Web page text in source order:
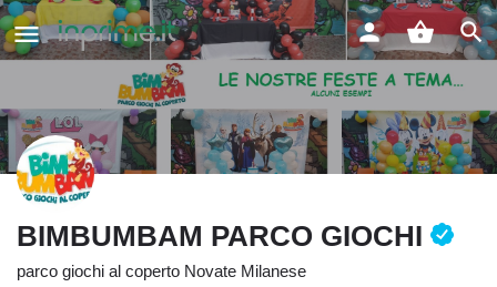
BIMBUMBAM PARCO GIOCHI
parco giochi al coperto Novate Milanese